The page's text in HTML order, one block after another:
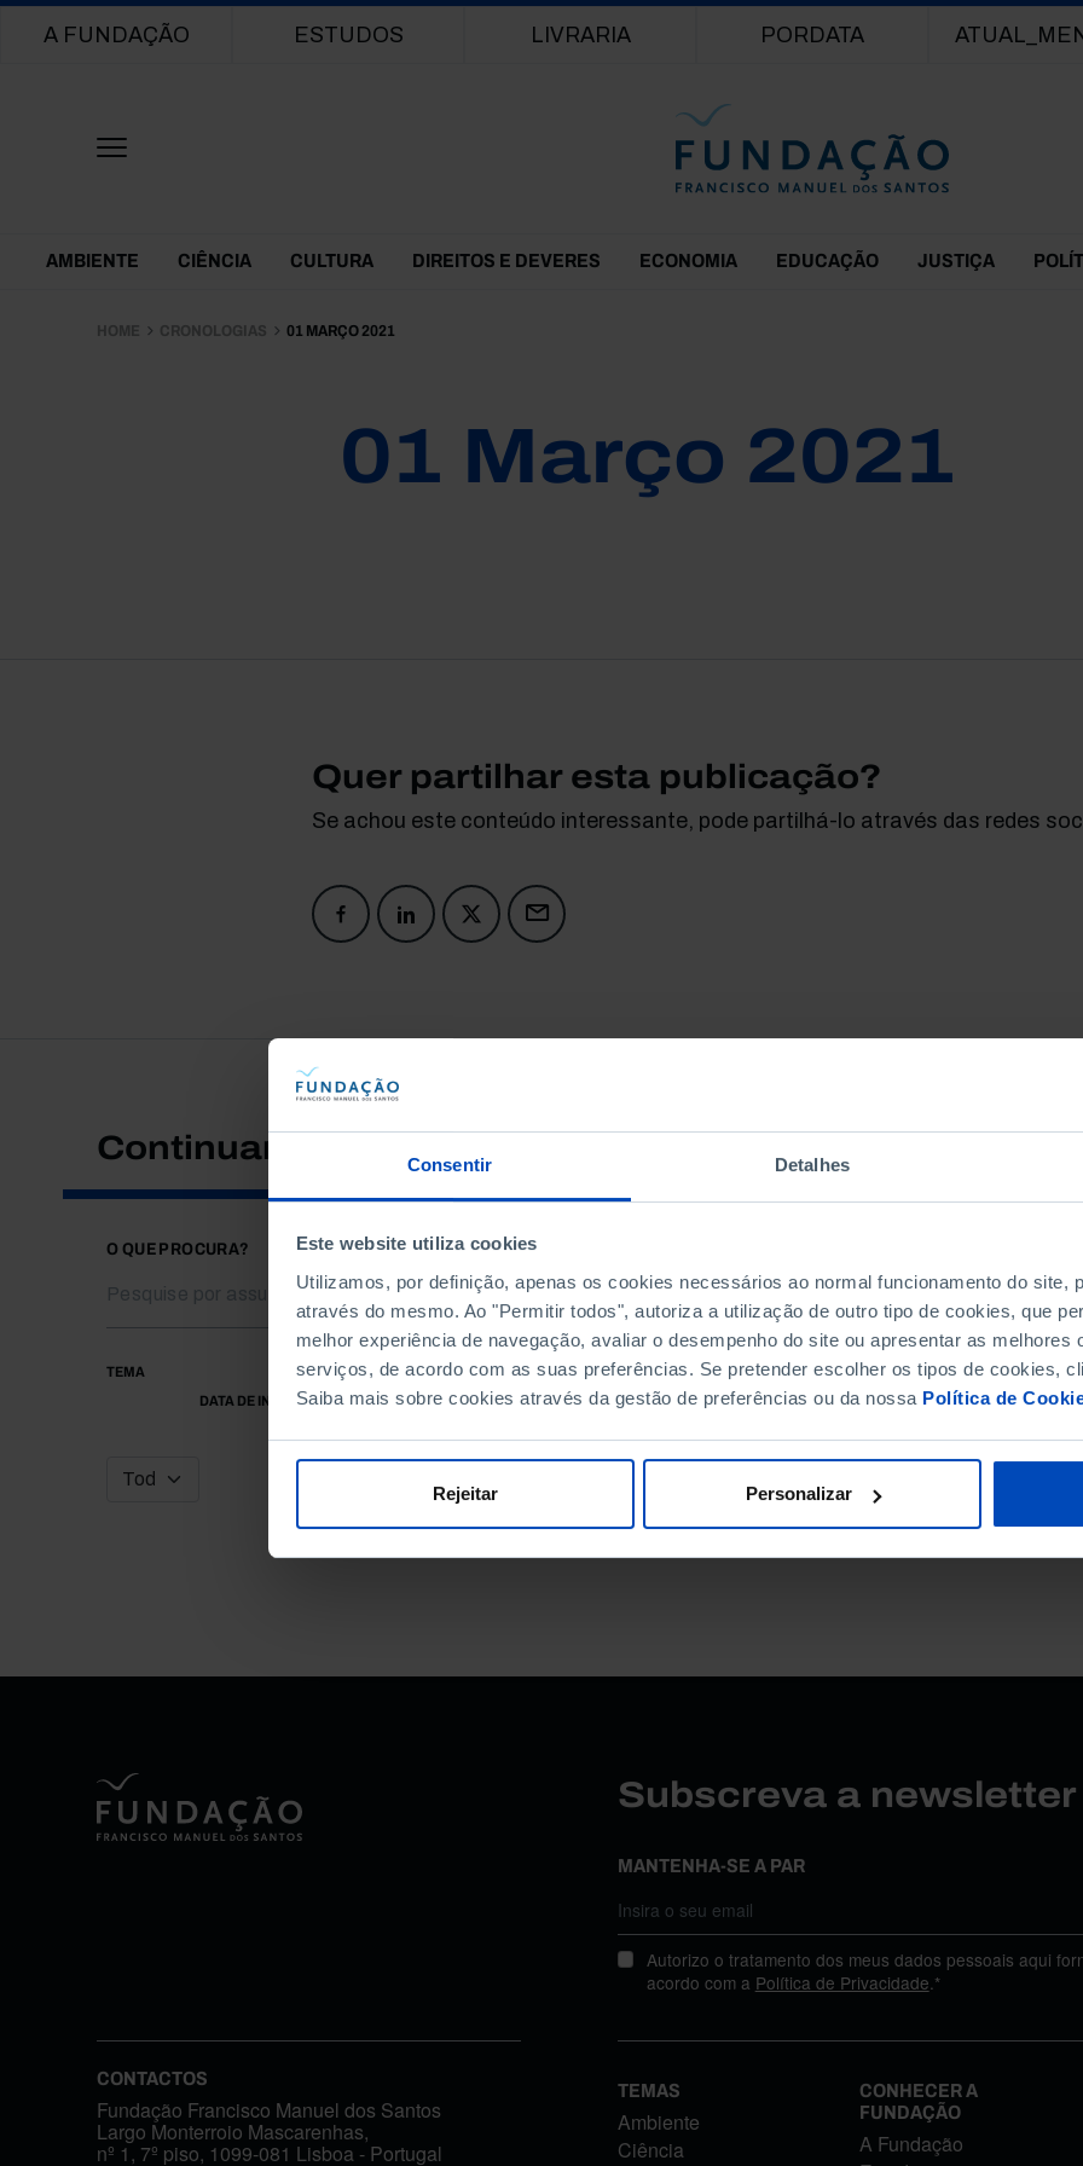
Consentir Detalhes
Este website utiliza cookies
Utilizamos, por definição, apenas os cookies necessários ao normal funcionamento do site,
através do mesmo. Ao "Permitir todos", autoriza a utilização de outro tipo de cookies, que
melhor experiência de navegação, avaliar o desempenho do site ou apresentar as melhores
serviços, de acordo com as suas preferências. Se pretender escolher os tipos de cookies,
Saiba mais sobre cookies através da gestão de preferências ou da nossa Política de
Rejeitar Personalizar
Main navigation
A FUNDAÇÃO ESTUDOS LIVRARIA PORDATA
Themes Menu
AMBIENTE CIÊNCIA CULTURA DIREITOS E DEVERES ECONOMIA EDUCAÇÃO JUSTIÇA
HOME CRONOLOGIAS 01 MARÇO 2021
01 Março 2021
Quer partilhar esta publicação?
Se achou este conteúdo interessante, pode partilhá-lo através das redes
Continuar a pesquisar
O QUE PROCURA?
TEMA
DATA DE INÍCIO
DATA DE FIM
Subscreva a
MANTENHA-SE A PAR
Autorizo o tratamento dos meus dados pessoais aqui
acordo com a Política de Privacidade.*
CONTACTOS
Fundação Francisco Manuel dos Santos
Largo Monterroio Mascarenhas,
nº 1, 7º piso, 1099-081 Lisboa - Portugal
TEMAS
Ambiente
Ciência
CONHECER A
FUNDAÇÃO
A Fundação